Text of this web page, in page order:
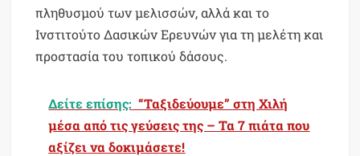
πληθυσμού των μελισσών, αλλά και το
Ινστιτούτο Δασικών Ερευνών για τη μελέτη και
προστασία του τοπικού δάσους.
Δείτε επίσης: “Ταξιδεύουμε” στη Χιλή
μέσα από τις γεύσεις της – Τα 7 πιάτα που
αξίζει να δοκιμάσετε!